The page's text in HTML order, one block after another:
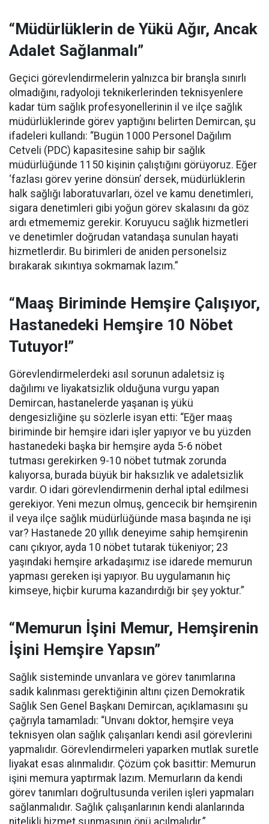
“Müdürlüklerin de Yükü Ağır, Ancak
Adalet Sağlanmalı”
Geçici görevlendirmelerin yalnızca bir branşla sınırlı
olmadığını, radyoloji teknikerlerinden teknisyenlere
kadar tüm sağlık profesyonellerinin il ve ilçe sağlık
müdürlüklerinde görev yaptığını belirten Demircan, şu
ifadeleri kullandı: “Bugün 1000 Personel Dağılım
Cetveli (PDC) kapasitesine sahip bir sağlık
müdürlüğünde 1150 kişinin çalıştığını görüyoruz. Eğer
‘fazlası görev yerine dönsün’ dersek, müdürlüklerin
halk sağlığı laboratuvarları, özel ve kamu denetimleri,
sigara denetimleri gibi yoğun görev skalasını da göz
ardı etmememiz gerekir. Koruyucu sağlık hizmetleri
ve denetimler doğrudan vatandaşa sunulan hayati
hizmetlerdir. Bu birimleri de aniden personelsiz
bırakarak sıkıntıya sokmamak lazım.”
“Maaş Biriminde Hemşire Çalışıyor,
Hastanedeki Hemşire 10 Nöbet
Tutuyor!”
Görevlendirmelerdeki asıl sorunun adaletsiz iş
dağılımı ve liyakatsizlik olduğuna vurgu yapan
Demircan, hastanelerde yaşanan iş yükü
dengesizliğine şu sözlerle isyan etti: “Eğer maaş
biriminde bir hemşire idari işler yapıyor ve bu yüzden
hastanedeki başka bir hemşire ayda 5-6 nöbet
tutması gerekirken 9-10 nöbet tutmak zorunda
kalıyorsa, burada büyük bir haksızlık ve adaletsizlik
vardır. O idari görevlendirmenin derhal iptal edilmesi
gerekiyor. Yeni mezun olmuş, gencecik bir hemşirenin
il veya ilçe sağlık müdürlüğünde masa başında ne işi
var? Hastanede 20 yıllık deneyime sahip hemşirenin
canı çıkıyor, ayda 10 nöbet tutarak tükeniyor; 23
yaşındaki hemşire arkadaşımız ise idarede memurun
yapması gereken işi yapıyor. Bu uygulamanın hiç
kimseye, hiçbir kuruma kazandırdığı bir şey yoktur.”
“Memurun İşini Memur, Hemşirenin
İşini Hemşire Yapsın”
Sağlık sisteminde unvanlara ve görev tanımlarına
sadık kalınması gerektiğinin altını çizen Demokratik
Sağlık Sen Genel Başkanı Demircan, açıklamasını şu
çağrıyla tamamladı: “Unvanı doktor, hemşire veya
teknisyen olan sağlık çalışanları kendi asil görevlerini
yapmalıdır. Görevlendirmeleri yaparken mutlak suretle
liyakat esas alınmalıdır. Çözüm çok basittir: Memurun
işini memura yaptırmak lazım. Memurların da kendi
görev tanımları doğrultusunda verilen işleri yapmaları
sağlanmalıdır. Sağlık çalışanlarının kendi alanlarında
nitelikli hizmet sunmasının önü açılmalıdır.”